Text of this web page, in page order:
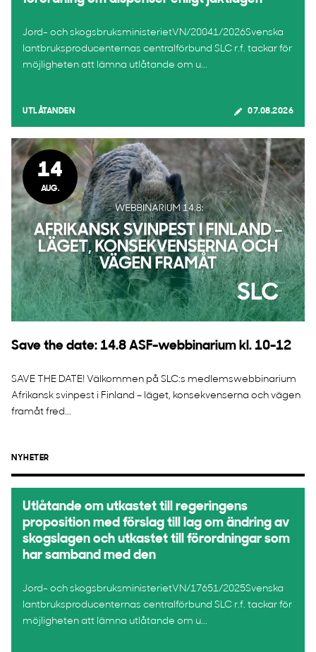
Jord- och skogsbruksministerietVN/20041/2026Svenska
lantbruksproducenternas centralförbund SLC r.f. tackar för
möjligheten att lämna utlåtande om u...
UTLÅTANDEN 07.08.2026
14
AUG.
Save the date: 14.8 ASF-webbinarium kl. 10-12
SAVE THE DATE! Välkommen på SLC:s medlemswebbinarium
Afrikansk svinpest i Finland – läget, konsekvenserna och vägen
framåt fred...
NYHETER
Utlåtande om utkastet till regeringens
proposition med förslag till lag om ändring av
skogslagen och utkastet till förordningar som
har samband med den
Jord- och skogsbruksministerietVN/17651/2025Svenska
lantbruksproducenternas centralförbund SLC r.f. tackar för
möjligheten att lämna utlåtande om u...